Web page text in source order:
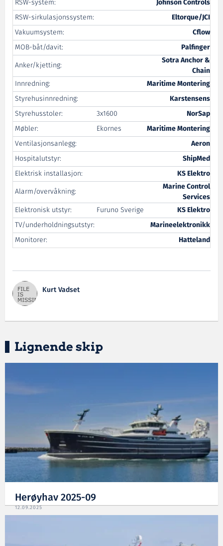
RSW-system:
Johnson Controls
RSW-sirkulasjonssystem:
Eltorque/JCI
Vakuumsystem:
Cflow
MOB-båt/davit:
Palfinger
Anker/kjetting:
Sotra Anchor &
Chain
Innredning:
Maritime Montering
Styrehusinnredning:
Karstensens
Styrehusstoler:
3x1600
NorSap
Møbler:
Ekornes
Maritime Montering
Ventilasjonsanlegg:
Aeron
Hospitalutstyr:
ShipMed
Elektrisk installasjon:
KS Elektro
Alarm/overvåkning:
Marine Control
Services
Elektronisk utstyr:
Furuno Sverige
KS Elektro
TV/underholdningsutstyr:
Marineelektronikk
Monitorer:
Hatteland
Kurt Vadset
Lignende skip
Herøyhav 2025-09
12.09.2025